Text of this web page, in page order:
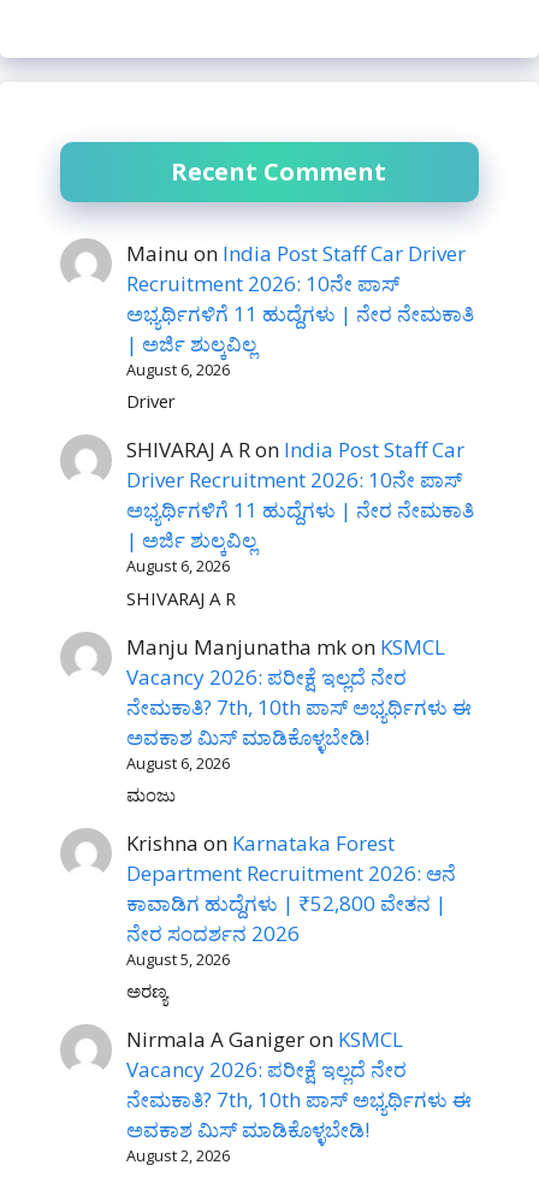
Recent Comment
Mainu on India Post Staff Car Driver
Recruitment 2026: 10ನೇ ಪಾಸ್
ಅಭ್ಯರ್ಥಿಗಳಿಗೆ 11 ಹುದ್ದೆಗಳು | ನೇರ ನೇಮಕಾತಿ
| ಅರ್ಜಿ ಶುಲ್ಕವಿಲ್ಲ
August 6, 2026
Driver
SHIVARAJ A Ron India Post Staff Car
Driver Recruitment 2026: 10ನೇ ಪಾಸ್
ಅಭ್ಯರ್ಥಿಗಳಿಗೆ 11 ಹುದ್ದೆಗಳು | ನೇರ ನೇಮಕಾತಿ
| ಅರ್ಜಿ ಶುಲ್ಕವಿಲ್ಲ
August 6, 2026
SHIVARAJ A R
Manju Manjunatha mkon KSMCL
Vacancy 2026: ಪರೀಕ್ಷೆ ಇಲ್ಲದೆ ನೇರ
ನೇಮಕಾತಿ? 7th, 10th ಪಾಸ್ ಅಭ್ಯರ್ಥಿಗಳು ಈ
ಅವಕಾಶ ಮಿಸ್ ಮಾಡಿಕೊಳ್ಳಬೇಡಿ!
August 6, 2026
ಮಂಜು
Krishna on Karnataka Forest
Department Recruitment 2026: ಆನೆ
ಕಾವಾಡಿಗ ಹುದ್ದೆಗಳು | ₹52,800 ವೇತನ |
ನೇರ ಸಂದರ್ಶನ 2026
August 5, 2026
ಅರಣ್ಯ
Nirmala A Ganigeron KSMCL
Vacancy 2026: ಪರೀಕ್ಷೆ ಇಲ್ಲದೆ ನೇರ
ನೇಮಕಾತಿ? 7th, 10th ಪಾಸ್ ಅಭ್ಯರ್ಥಿಗಳು ಈ
ಅವಕಾಶ ಮಿಸ್ ಮಾಡಿಕೊಳ್ಳಬೇಡಿ!
August 2, 2026